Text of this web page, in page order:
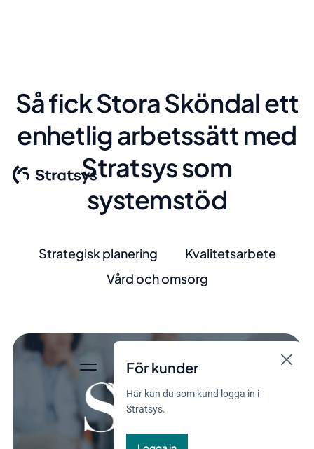
För kunder
Här kan du som kund logga in i
Stratsys.
Så fick Stora Sköndal ett
enhetlig arbetssätt med
Stratsys som
systemstöd
Strategisk planering
Kvalitetsarbete
Vård och omsorg